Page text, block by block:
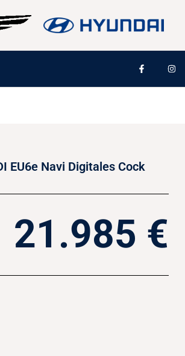
EU6e Navi Digitales Cock
21.985 €